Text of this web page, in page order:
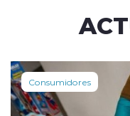
Consumidores